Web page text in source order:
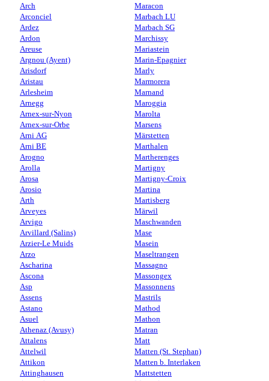
Arch
Arconciel
Ardez
Ardon
Areuse
Argnou (Ayent)
Arisdorf
Aristau
Arlesheim
Arnegg
Arnex-sur-Nyon
Arnex-sur-Orbe
Arni AG
Arni BE
Arogno
Arolla
Arosa
Arosio
Arth
Arveyes
Arvigo
Arvillard (Salins)
Arzier-Le Muids
Arzo
Ascharina
Ascona
Asp
Assens
Astano
Asuel
Athenaz (Avusy)
Attalens
Attelwil
Attikon
Attinghausen
Maracon
Marbach LU
Marbach SG
Marchissy
Mariastein
Marin-Epagnier
Marly
Marmorera
Marnand
Maroggia
Marolta
Marsens
Märstetten
Marthalen
Martherenges
Martigny
Martigny-Croix
Martina
Martisberg
Märwil
Maschwanden
Mase
Masein
Maseltrangen
Massagno
Massongex
Massonnens
Mastrils
Mathod
Mathon
Matran
Matt
Matten (St. Stephan)
Matten b. Interlaken
Mattstetten